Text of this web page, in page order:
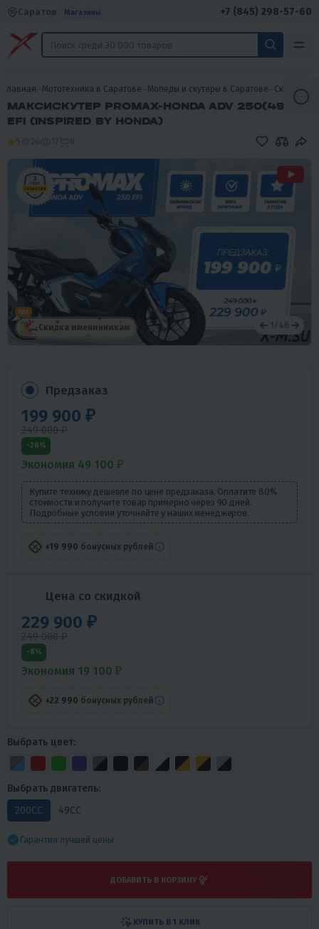
Саратов Магазины +7 (845) 298-57-60
Главная Мототехника в Саратове Мопеды и скутеры в Саратове Скутеры в
МАКСИСКУТЕР PROMAX-HONDA ADV 250(49)
EFI (INSPIRED BY HONDA)
17 8
ХИТ
Скидка именинникам / 46
Гарантия лучшей цены
Предзаказ
199 900 ₽
249 000 ₽
-20%
Экономия 49 100 ₽
Купите технику дешевле по цене предзаказа. Оплатите 80%
стоимости и получите товар примерно через 90 дней.
Подробные условия уточняйте у наших менеджеров.
+19 990 бонусных рублей
Цена со скидкой
229 900 ₽
249 000 ₽
-8%
Экономия 19 100 ₽
+22 990 бонусных рублей
Выбрать цвет:
Выбрать двигатель:
200СС
49СС
ДОБАВИТЬ В КОРЗИНУ
КУПИТЬ В 1 КЛИК